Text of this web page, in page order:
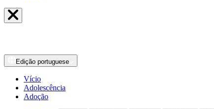
Edição portuguese
Vício
Adolescência
Adoção